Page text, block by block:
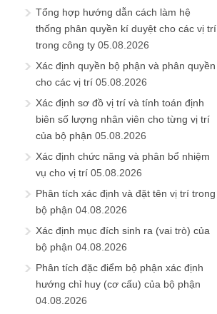
Tổng hợp hướng dẫn cách làm hệ
thống phân quyền kí duyệt cho các vị trí
trong công ty 05.08.2026
Xác định quyền bộ phận và phân quyền
cho các vị trí 05.08.2026
Xác định sơ đồ vị trí và tính toán định
biên số lượng nhân viên cho từng vị trí
của bộ phận 05.08.2026
Xác định chức năng và phân bổ nhiệm
vụ cho vị trí 05.08.2026
Phân tích xác định và đặt tên vị trí trong
bộ phận 04.08.2026
Xác định mục đích sinh ra (vai trò) của
bộ phận 04.08.2026
Phân tích đặc điểm bộ phận xác định
hướng chỉ huy (cơ cấu) của bộ phận
04.08.2026